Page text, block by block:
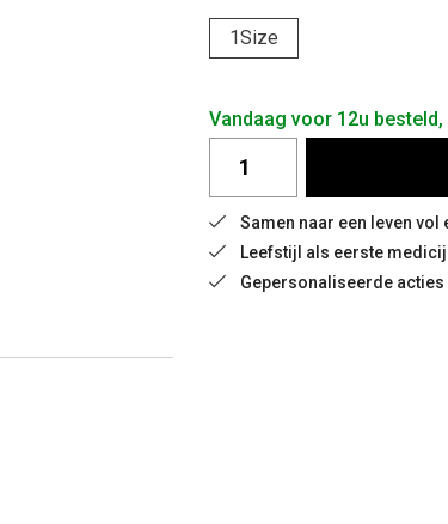
1Size
Vandaag voor 12u
Samen naar een leven vol
Leefstijl als eerste
Gepersonaliseerde acties